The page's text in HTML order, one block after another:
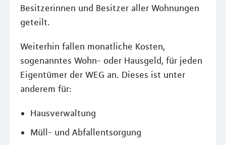
Besitzerinnen und Besitzer aller Wohnungen
geteilt.
Weiterhin fallen monatliche Kosten,
sogenanntes Wohn- oder Hausgeld, für jeden
Eigentümer der WEG an. Dieses ist unter
anderem für:
Hausverwaltung
Müll- und Abfallentsorgung